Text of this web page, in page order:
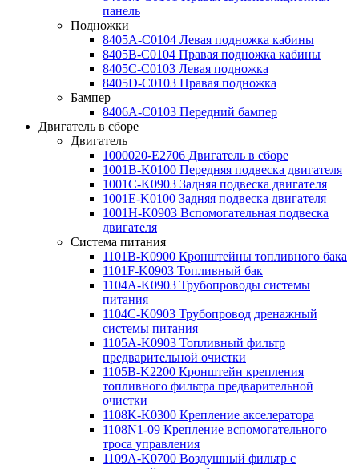
панель
Подножки
8405A-C0104 Левая подножка кабины
8405B-C0104 Правая подножка кабины
8405C-C0103 Левая подножка
8405D-C0103 Правая подножка
Бампер
8406A-C0103 Передний бампер
Двигатель в сборе
Двигатель
1000020-E2706 Двигатель в сборе
1001B-K0100 Передняя подвеска двигателя
1001С-K0903 Задняя подвеска двигателя
1001E-K0100 Задняя подвеска двигателя
1001H-K0903 Вспомогательная подвеска
двигателя
Система питания
1101B-K0900 Кронштейны топливного бака
1101F-K0903 Топливный бак
1104A-K0903 Трубопроводы системы
питания
1104C-K0903 Трубопровод дренажный
системы питания
1105A-K0903 Топливный фильтр
предварительной очистки
1105B-K2200 Кронштейн крепления
топливного фильтра предварительной
очистки
1108K-K0300 Крепление акселератора
1108N1-09 Крепление вспомогательного
троса управления
1109A-K0700 Воздушный фильтр с